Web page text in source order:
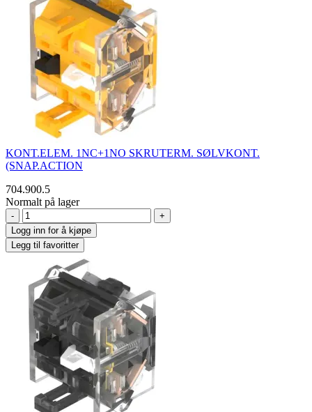
KONT.ELEM. 1NC+1NO SKRUTERM. SØLVKONT.
(SNAP.ACTION
704.900.5
Normalt på lager
-
+
Logg inn for å kjøpe
Legg til favoritter